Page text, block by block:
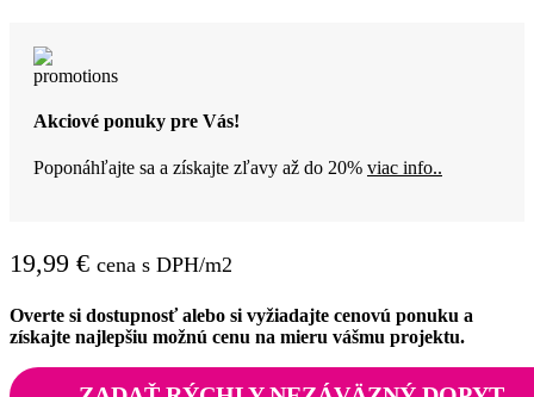
Akciové ponuky pre Vás!
Poponáhľajte sa a získajte zľavy až do 20% viac info..
19,99 € cena s DPH/m2
Overte si dostupnosť alebo si vyžiadajte cenovú ponuku a
získajte najlepšiu možnú cenu na mieru vášmu projektu.